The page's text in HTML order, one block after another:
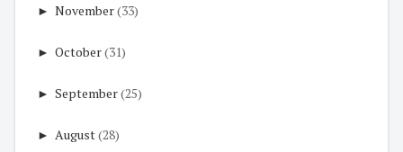
► November(33)
► October(31)
► September(25)
► August(28)